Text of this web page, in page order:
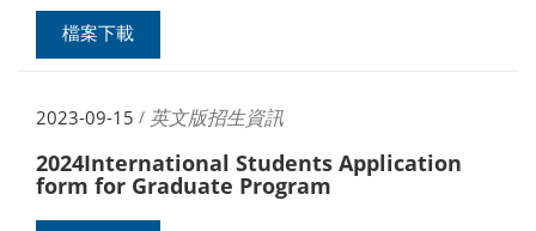
檔案下載
2023-09-15 / 英文版招生資訊
2024International Students Application
form for Graduate Program